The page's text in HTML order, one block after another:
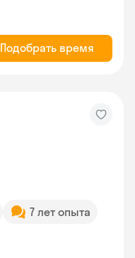
Подобрать время
7 лет опыта